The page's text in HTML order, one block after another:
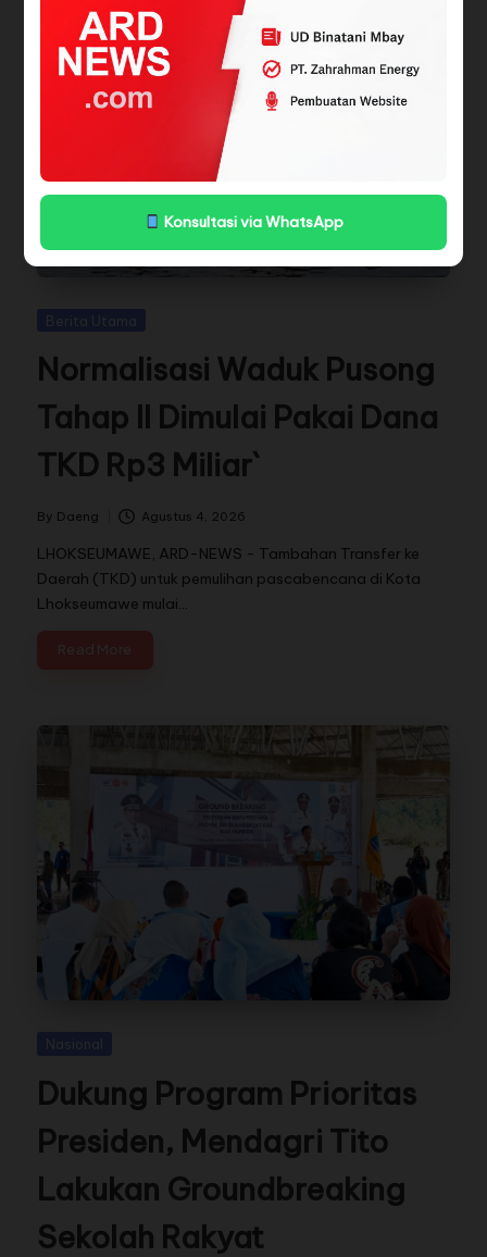
Konsultasi via WhatsApp
Berita Utama
Normalisasi Waduk Pusong
Tahap II Dimulai Pakai Dana
TKD Rp3 Miliar`
By Daeng Agustus 4, 2026
LHOKSEUMAWE, ARD-NEWS - Tambahan Transfer ke
Daerah (TKD) untuk pemulihan pascabencana di Kota
Lhokseumawe mulai…
Nasional
Dukung Program Prioritas
Presiden, Mendagri Tito
Lakukan Groundbreaking
Sekolah Rakyat